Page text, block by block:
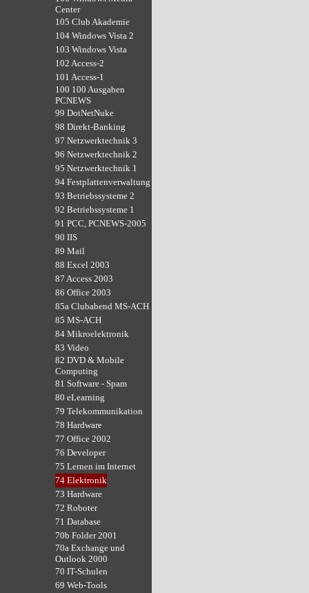
Center
105 Club Akademie
104 Windows Vista 2
103 Windows Vista
102 Access-2
101 Access-1
100 100 Ausgaben
PCNEWS
99 DotNetNuke
98 Direkt-Banking
97 Netzwerktechnik 3
96 Netzwerktechnik 2
95 Netzwerktechnik 1
94 Festplattenverwaltung
93 Betriebssysteme 2
92 Betriebssysteme 1
91 PCC, PCNEWS-2005
90 IIS
89 Mail
88 Excel 2003
87 Access 2003
86 Office 2003
85a Clubabend MS-ACH
85 MS-ACH
84 Mikroelektronik
83 Video
82 DVD & Mobile
Computing
81 Software - Spam
80 eLearning
79 Telekommunikation
78 Hardware
77 Office 2002
76 Developer
75 Lernen im Internet
74 Elektronik
73 Hardware
72 Roboter
71 Database
70b Folder 2001
70a Exchange und
Outlook 2000
70 IT-Schulen
69 Web-Tools